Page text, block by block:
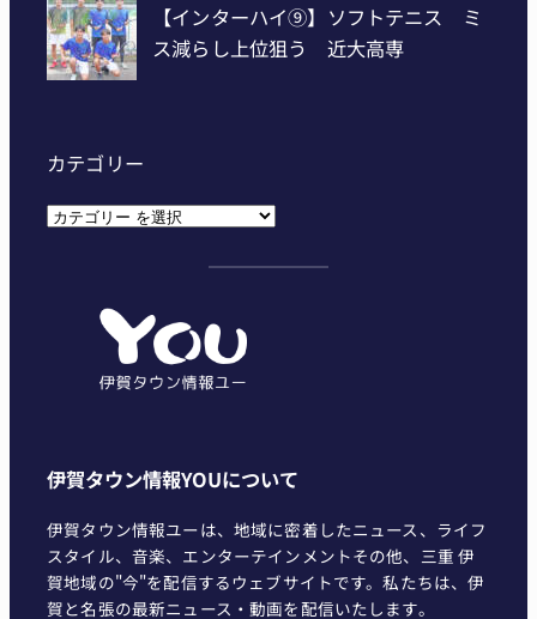
カテゴリー
カ
伊賀タウン情報YOUについて
伊賀タウン情報ユーは、地域に密着したニュース、ライフ
スタイル、音楽、エンターテインメントその他、三重 伊
賀地域の"今"を配信するウェブサイトです。私たちは、伊
賀と名張の最新ニュース・動画を配信いたします。